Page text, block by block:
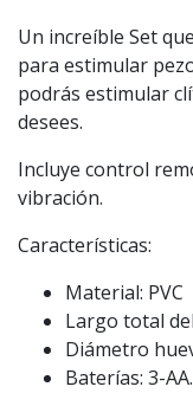
Un increíble Set
para estimular
podrás estimular
desees.
Incluye control
vibración.
Características:
Material: PVC
Largo total
Diámetro
Baterías: 3-